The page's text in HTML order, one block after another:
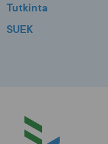
Tutkinta
SUEK